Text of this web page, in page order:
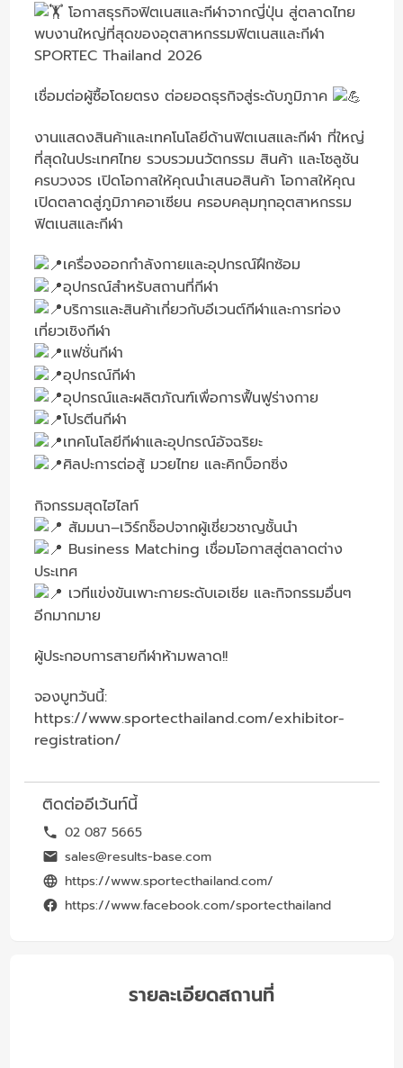
โอกาสธุรกิจฟิตเนสและกีฬาจากญี่ปุ่น สู่ตลาดไทย
พบงานใหญ่ที่สุดของอุตสาหกรรมฟิตเนสและกีฬา
SPORTEC Thailand 2026
เชื่อมต่อผู้ซื้อโดยตรง ต่อยอดธุรกิจสู่ระดับภูมิภาค
งานแสดงสินค้าและเทคโนโลยีด้านฟิตเนสและกีฬา ที่ใหญ่
ที่สุดในประเทศไทย รวบรวมนวัตกรรม สินค้า และโซลูชัน
ครบวงจร เปิดโอกาสให้คุณนำเสนอสินค้า โอกาสให้คุณ
เปิดตลาดสู่ภูมิภาคอาเซียน ครอบคลุมทุกอุตสาหกรรม
ฟิตเนสและกีฬา
เครื่องออกกำลังกายและอุปกรณ์ฝึกซ้อม
อุปกรณ์สำหรับสถานที่กีฬา
บริการและสินค้าเกี่ยวกับอีเวนต์กีฬาและการท่อง
เที่ยวเชิงกีฬา
แฟชั่นกีฬา
อุปกรณ์กีฬา
อุปกรณ์และผลิตภัณฑ์เพื่อการฟื้นฟูร่างกาย
โปรตีนกีฬา
เทคโนโลยีกีฬาและอุปกรณ์อัจฉริยะ
ศิลปะการต่อสู้ มวยไทย และคิกบ็อกซิ่ง
กิจกรรมสุดไฮไลท์
สัมมนา–เวิร์กช็อปจากผู้เชี่ยวชาญชั้นนำ
Business Matching เชื่อมโอกาสสู่ตลาดต่าง
ประเทศ
เวทีแข่งขันเพาะกายระดับเอเชีย และกิจกรรมอื่นๆ
อีกมากมาย
ผู้ประกอบการสายกีฬาห้ามพลาด!!
จองบูทวันนี้:
https://www.sportecthailand.com/exhibitor-
registration/
ติดต่ออีเว้นท์นี้
02 087 5665
sales@results-base.com
https://www.sportecthailand.com/
https://www.facebook.com/sportecthailand
รายละเอียดสถานที่